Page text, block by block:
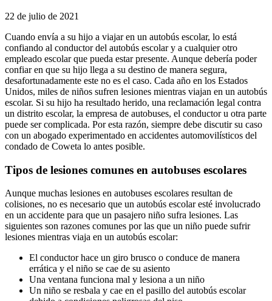
22 de julio de 2021
Cuando envía a su hijo a viajar en un autobús escolar, lo está
confiando al conductor del autobús escolar y a cualquier otro
empleado escolar que pueda estar presente. Aunque debería poder
confiar en que su hijo llega a su destino de manera segura,
desafortunadamente este no es el caso. Cada año en los Estados
Unidos, miles de niños sufren lesiones mientras viajan en un autobús
escolar. Si su hijo ha resultado herido, una reclamación legal contra
un distrito escolar, la empresa de autobuses, el conductor u otra parte
puede ser complicada. Por esta razón, siempre debe discutir su caso
con un abogado experimentado en accidentes automovilísticos del
condado de Coweta lo antes posible.
Tipos de lesiones comunes en autobuses escolares
Aunque muchas lesiones en autobuses escolares resultan de
colisiones, no es necesario que un autobús escolar esté involucrado
en un accidente para que un pasajero niño sufra lesiones. Las
siguientes son razones comunes por las que un niño puede sufrir
lesiones mientras viaja en un autobús escolar:
El conductor hace un giro brusco o conduce de manera
errática y el niño se cae de su asiento
Una ventana funciona mal y lesiona a un niño
Un niño se resbala y cae en el pasillo del autobús escolar